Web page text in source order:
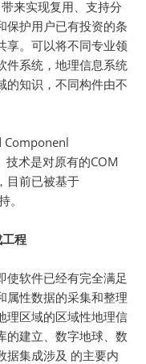
来实现复用、支持分
保护用户已有投资的条
享。可以将不同专业领
件系统，地理信息系统
的知识，不同构件由不
Componenl
术是对原有的COM
目前已被基于
。
程
使软件已经有完全满足
属性数据的采集和整理
理区域的区域性地理信
的建立、数字地球、数
据集成涉及 的主要内